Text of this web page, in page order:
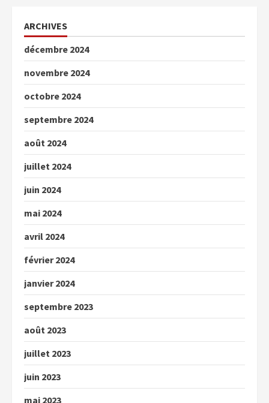
ARCHIVES
décembre 2024
novembre 2024
octobre 2024
septembre 2024
août 2024
juillet 2024
juin 2024
mai 2024
avril 2024
février 2024
janvier 2024
septembre 2023
août 2023
juillet 2023
juin 2023
mai 2023